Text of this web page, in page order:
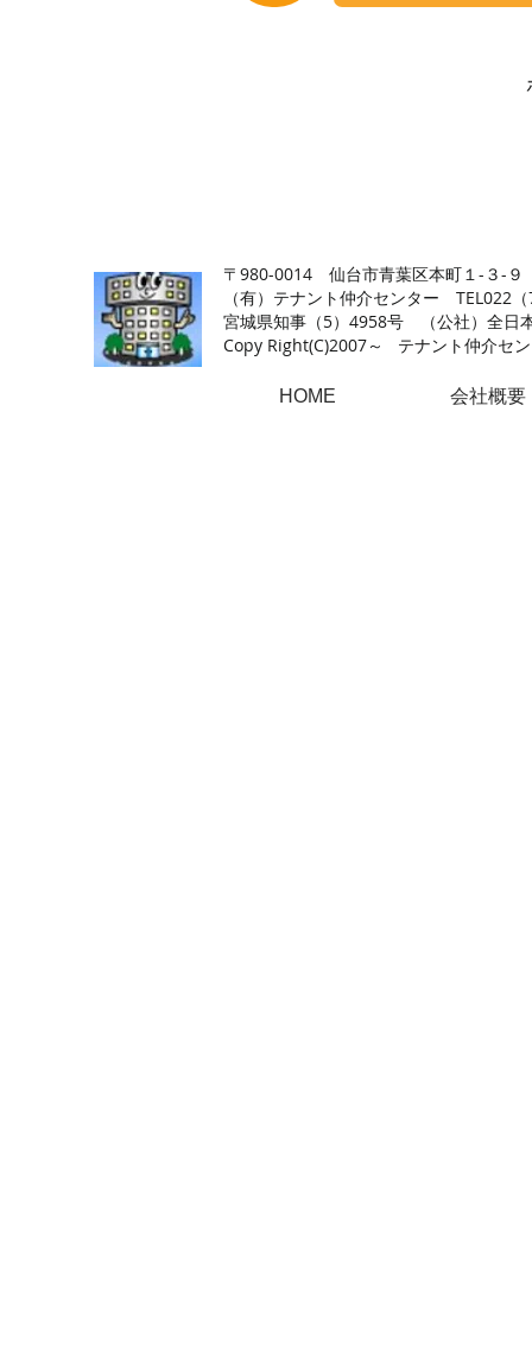
〒980-0014 仙台市青葉区本町１-３-９
（有）テナント仲介センター TEL022
宮城県知事（5）4958号 （公社）全日
Copy Right(C)2007～ テナント仲介セ
HOME 会社概要